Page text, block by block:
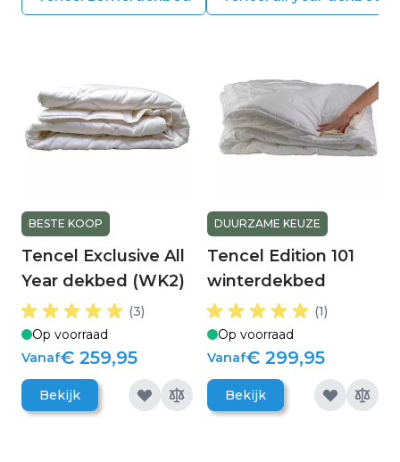
BESTE KOOP
Tencel Exclusive All
Year dekbed (WK2)
(3)
Op voorraad
Vanaf€ 259,95
Bekijk
DUURZAME KEUZE
Tencel Edition 101
winterdekbed
(1)
Op voorraad
Vanaf€ 299,95
Bekijk